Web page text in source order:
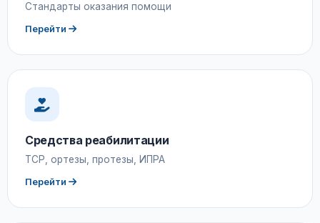
Стандарты оказания помощи
Перейти
Средства реабилитации
ТСР, ортезы, протезы, ИПРА
Перейти